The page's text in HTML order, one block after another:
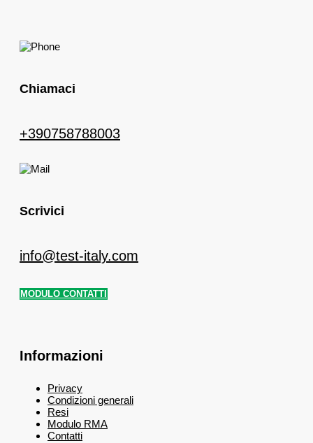
Chiamaci
+390758788003
Scrivici
info@test-italy.com
MODULO CONTATTI
Informazioni
Privacy
Condizioni generali
Resi
Modulo RMA
Contatti